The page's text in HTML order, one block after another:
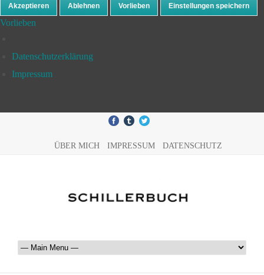
Akzeptieren Ablehnen Vorlieben Einstellungen speichern
Vorlieben
Datenschutzerklärung
Impressum
ÜBER MICH IMPRESSUM DATENSCHUTZ